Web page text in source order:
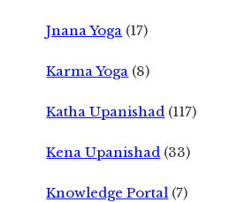
Jnana Yoga (17)
Karma Yoga (8)
Katha Upanishad (117)
Kena Upanishad (33)
Knowledge Portal (7)